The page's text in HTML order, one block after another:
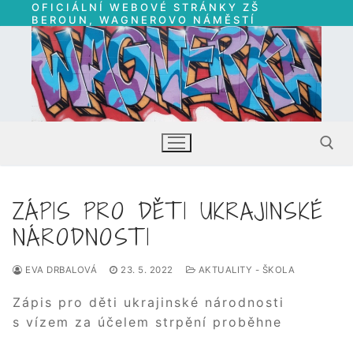
Přeskočit
na
obsah
OFICIÁLNÍ WEBOVÉ STRÁNKY ZŠ
BEROUN, WAGNEROVO NÁMĚSTÍ
Hledat:
ZÁPIS PRO DĚTI UKRAJINSKÉ
NÁRODNOSTI
EVA DRBALOVÁ 23. 5. 2022 AKTUALITY - ŠKOLA
Zápis pro děti ukrajinské národnosti
s vízem za účelem strpění proběhne